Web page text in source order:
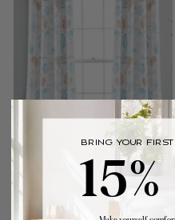
Harbor Life Light Filtering
Fenster Vorhang Panel Set
BRING YOUR